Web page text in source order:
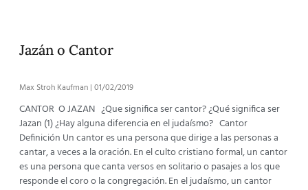
Jazán o Cantor
Max Stroh Kaufman 01/02/2019
CANTOR O JAZAN ¿Que significa ser cantor? ¿Qué significa ser
Jazan (1) ¿Hay alguna diferencia en el judaísmo? Cantor
Definición Un cantor es una persona que dirige a las personas a
cantar, a veces a la oración. En el culto cristiano formal, un cantor
es una persona que canta versos en solitario o pasajes a los que
responde el coro o la congregación. En el judaísmo, un cantor